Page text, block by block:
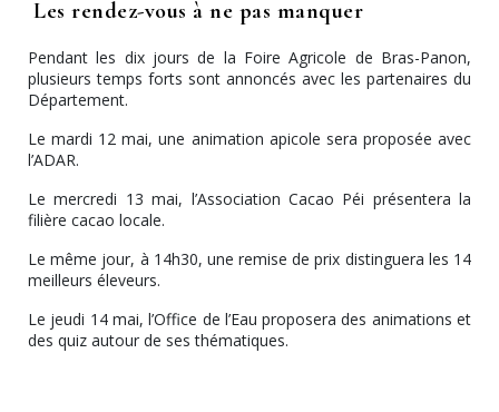
Les rendez-vous à ne pas manquer
Pendant les dix jours de la Foire Agricole de Bras-Panon,
plusieurs temps forts sont annoncés avec les partenaires du
Département.
Le mardi 12 mai, une animation apicole sera proposée avec
l’ADAR.
Le mercredi 13 mai, l’Association Cacao Péi présentera la
filière cacao locale.
Le même jour, à 14h30, une remise de prix distinguera les 14
meilleurs éleveurs.
Le jeudi 14 mai, l’Office de l’Eau proposera des animations et
des quiz autour de ses thématiques.